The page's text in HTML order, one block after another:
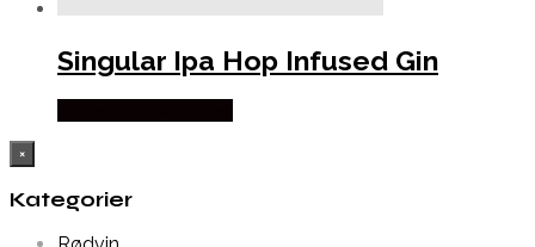
Singular Ipa Hop Infused Gin
×
Kategorier